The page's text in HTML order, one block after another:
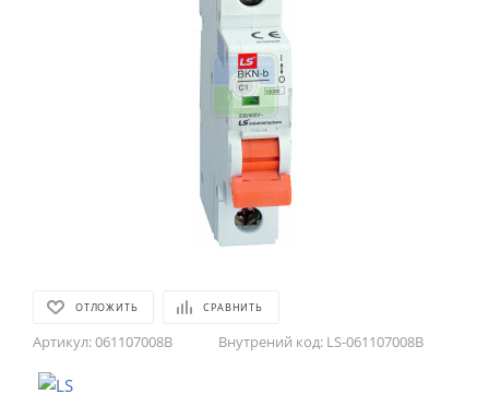
ОТЛОЖИТЬ СРАВНИТЬ
Артикул:061107008B Внутрений код: LS-061107008B